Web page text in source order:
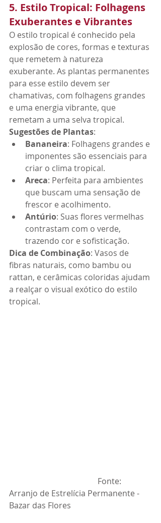
5. Estilo Tropical: Folhagens
Exuberantes e Vibrantes
O estilo tropical é conhecido pela
explosão de cores, formas e texturas
que remetem à natureza
exuberante. As plantas permanentes
para esse estilo devem ser
chamativas, com folhagens grandes
e uma energia vibrante, que
remetam a uma selva tropical.
Sugestões de Plantas:
Bananeira: Folhagens grandes e
imponentes são essenciais para
criar o clima tropical.
Areca: Perfeita para ambientes
que buscam uma sensação de
frescor e acolhimento.
Antúrio: Suas flores vermelhas
contrastam com o verde,
trazendo cor e sofisticação.
Dica de Combinação: Vasos de
fibras naturais, como bambu ou
rattan, e cerâmicas coloridas ajudam
a realçar o visual exótico do estilo
tropical.
Arranjo de Estrelícia Permanente -
Bazar das Flores